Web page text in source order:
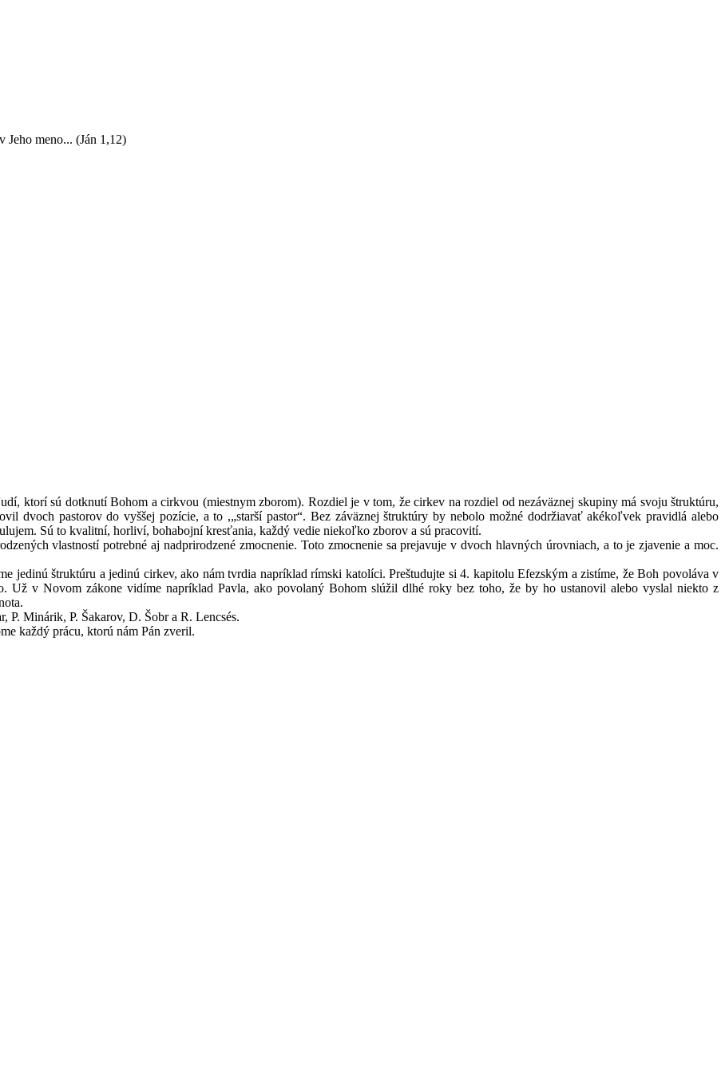
Jeho meno... (Ján 1,12)
ktorí sú dotknutí Bohom a cirkvou (miestnym zborom). Rozdiel je v tom, že cirkev na rozdiel od nezáväznej skupiny má svoju štruktúru,
dvoch pastorov do vyššej pozície, a to ,„starší pastor“. Bez záväznej štruktúry by nebolo možné dodržiavať akékoľvek pravidlá alebo
Sú to kvalitní, horliví, bohabojní kresťania, každý vedie niekoľko zborov a sú pracovití.
vlastností potrebné aj nadprirodzené zmocnenie. Toto zmocnenie sa prejavuje v dvoch hlavných úrovniach, a to je zjavenie a moc.
jedinú štruktúru a jedinú cirkev, ako nám tvrdia napríklad rímski katolíci. Preštudujte si 4. kapitolu Efezským a zistíme, že Boh povoláva v
Už v Novom zákone vidíme napríklad Pavla, ako povolaný Bohom slúžil dlhé roky bez toho, že by ho ustanovil alebo vyslal niekto z
P. Minárik, P. Šakarov, D. Šobr a R. Lencsés.
každý prácu, ktorú nám Pán zveril.